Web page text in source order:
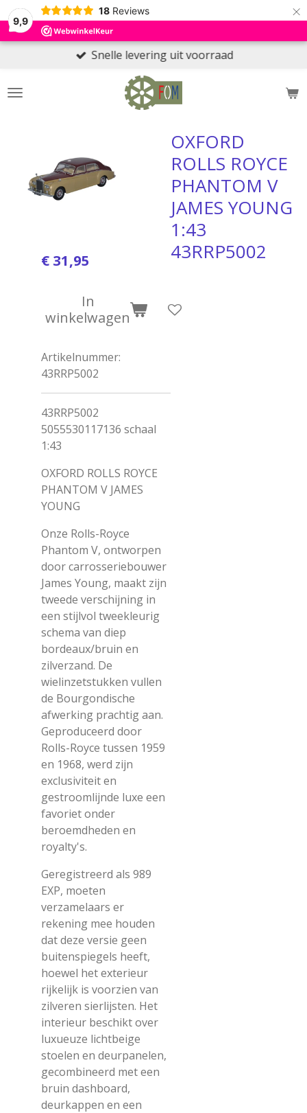
9,9
18 Reviews ×
Snelle levering uit voorraad
OXFORD
ROLLS ROYCE
PHANTOM V
JAMES YOUNG
1:43
43RRP5002
€ 31,95
In
winkelwagen
Artikelnummer:
43RRP5002
43RRP5002
5055530117136 schaal
1:43
OXFORD ROLLS ROYCE
PHANTOM V JAMES
YOUNG
Onze Rolls-Royce
Phantom V, ontworpen
door carrosseriebouwer
James Young, maakt zijn
tweede verschijning in
een stijlvol tweekleurig
schema van diep
bordeaux/bruin en
zilverzand. De
wielinzetstukken vullen
de Bourgondische
afwerking prachtig aan.
Geproduceerd door
Rolls-Royce tussen 1959
en 1968, werd zijn
exclusiviteit en
gestroomlijnde luxe een
favoriet onder
beroemdheden en
royalty's.
Geregistreerd als 989
EXP, moeten
verzamelaars er
rekening mee houden
dat deze versie geen
buitenspiegels heeft,
hoewel het exterieur
rijkelijk is voorzien van
zilveren sierlijsten. Het
interieur beschikt over
luxueuze lichtbeige
stoelen en deurpanelen,
gecombineerd met een
bruin dashboard,
deurkappen en een